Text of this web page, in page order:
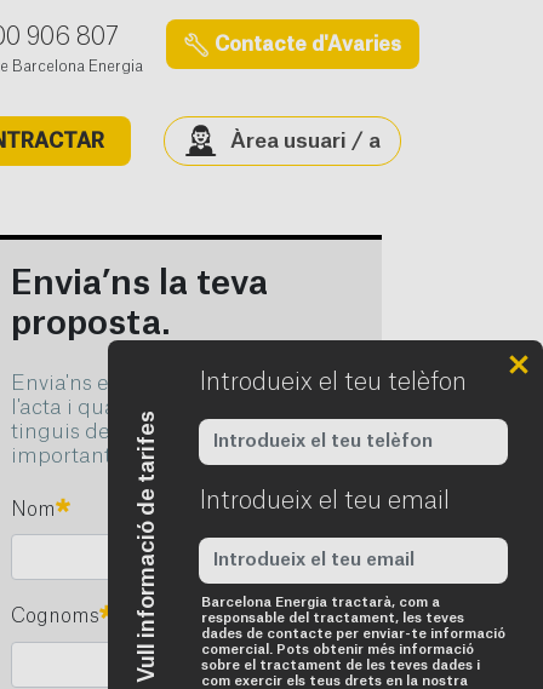
906 807
Barcelona Energia
Contacte d'Avaries
Àrea usuari / a
Vull informació de tarifes
Introdueix el teu telèfon
Introdueix el teu email
Barcelona Energia tractarà, com a
responsable del tractament, les teves
dades de contacte per enviar-te informació
comercial. Pots obtenir més informació
sobre el tractament de les teves dades i
com exercir els teus drets en la nostra
Envia’ns la teva
proposta.
Envia'ns els teus comentaris sobre
l'acta i qualsevol proposta que
tinguis de millora. La teva opinió és
important per a nosaltres.
Nom Obligatori
Cognoms Obligatori